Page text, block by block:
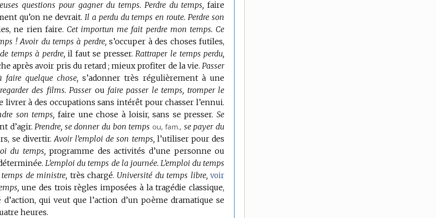
questions pour gagner du temps. Perdre du temps, faire
qu’on ne devrait. Il a perdu du temps en route. Perdre son
ne rien faire. Cet importun me fait perdre mon temps. Ce
! Avoir du temps à perdre, s’occuper à des choses futiles,
temps à perdre, il faut se presser. Rattraper le temps perdu,
après avoir pris du retard ; mieux profiter de la vie. Passer
quelque chose, s’adonner très régulièrement à une
des films. Passerou faire passer le temps, tromper le
livrer à des occupations sans intérêt pour chasser l’ennui.
son temps, faire une chose à loisir, sans se presser. Se
d’agir. Prendre, se donner du bon temps ou,fam., se payer du
se divertir. Avoir l’emploi de son temps, l’utiliser pour des
du temps, programme des activités d’une personne ou
L’emploi du temps de la journée. L’emploi du temps
de ministre, très chargé. Université du temps libre, voir
une des trois règles imposées à la tragédie classique,
qui veut que l’action d’un poème dramatique se
heures.